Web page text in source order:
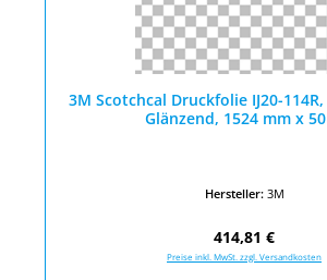
3M Scotchcal Druckfolie IJ20-
Glänzend, 1524 mm x
Hersteller: 3M
Regulärer Preis:
414,81 €
Preise inkl. MwSt. zzgl. Versandkosten